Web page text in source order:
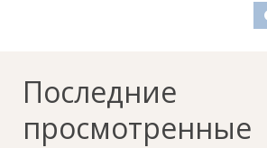
Последние
просмотренные